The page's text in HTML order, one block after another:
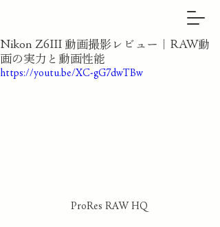
Nikon Z6III 動画撮影レビュー｜RAW動
画の実力と動画性能
https://youtu.be/XC-gG7dwTBw
ProRes RAW HQ